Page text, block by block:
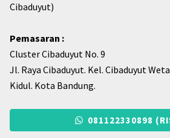
Cibaduyut)
Pemasaran :
Cluster Cibaduyut No. 9
Jl. Raya Cibaduyut. Kel. Cibaduyut
Kidul. Kota Bandung.
081122330898